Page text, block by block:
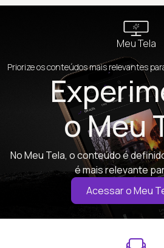
Meu Tela
Priorize os conteúdos mais relevantes
o Meu
No Meu Tela, o conteúdo é
é mais relevante
Acessar o Meu